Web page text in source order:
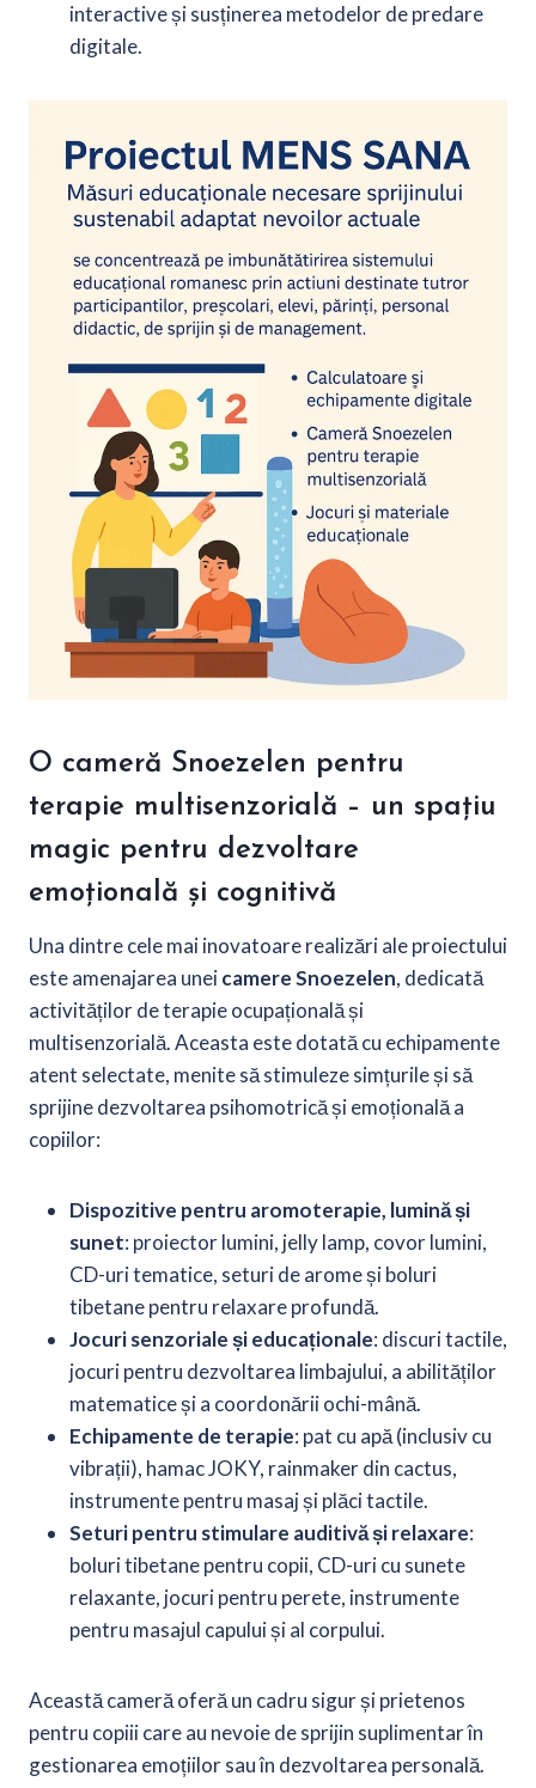
interactive și susținerea metodelor de predare
digitale.
O cameră Snoezelen pentru
terapie multisenzorială – un spațiu
magic pentru dezvoltare
emoțională și cognitivă
Una dintre cele mai inovatoare realizări ale proiectului
este amenajarea uneicamere Snoezelen, dedicată
activităților de terapie ocupațională și
multisenzorială. Aceasta este dotată cu echipamente
atent selectate, menite să stimuleze simțurile și să
sprijine dezvoltarea psihomotrică și emoțională a
copiilor:
Dispozitive pentru aromoterapie, lumină și
sunet: proiector lumini, jelly lamp, covor lumini,
CD-uri tematice, seturi de arome și boluri
tibetane pentru relaxare profundă.
Jocuri senzoriale și educaționale: discuri tactile,
jocuri pentru dezvoltarea limbajului, a abilităților
matematice și a coordonării ochi-mână.
Echipamente de terapie: pat cu apă (inclusiv cu
vibrații), hamac JOKY, rainmaker din cactus,
instrumente pentru masaj și plăci tactile.
Seturi pentru stimulare auditivă și relaxare:
boluri tibetane pentru copii, CD-uri cu sunete
relaxante, jocuri pentru perete, instrumente
pentru masajul capului și al corpului.
Această cameră oferă un cadru sigur și prietenos
pentru copiii care au nevoie de sprijin suplimentar în
gestionarea emoțiilor sau în dezvoltarea personală.